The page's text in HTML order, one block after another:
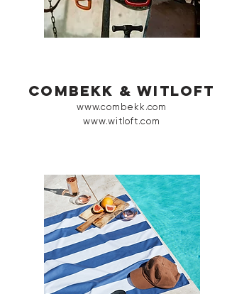
combekk & Witloft
www.combekk.com
​www.witloft.com​